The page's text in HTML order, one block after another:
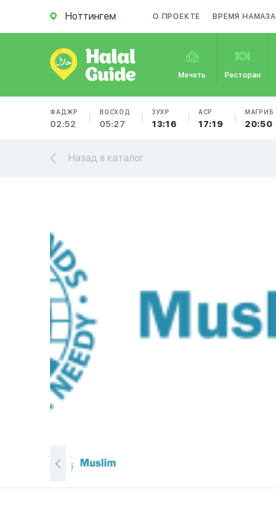
Ноттингем О ПРОЕКТЕ ВРЕМЯ НАМАЗА
Мечеть Ресторан
ФАДЖР
02:52
ВОСХОД
05:27
ЗУХР
13:16
АСР
17:19
МАГРИБ
20:50
Назад в каталог